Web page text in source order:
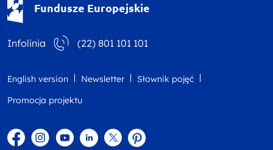
Fundusze Europejskie
Infolinia (22) 801 101 101
English version Newsletter
Słownik pojęć
Promocja projektu
FacebookInstagram
YouTubeLinkedintwitterPinterest